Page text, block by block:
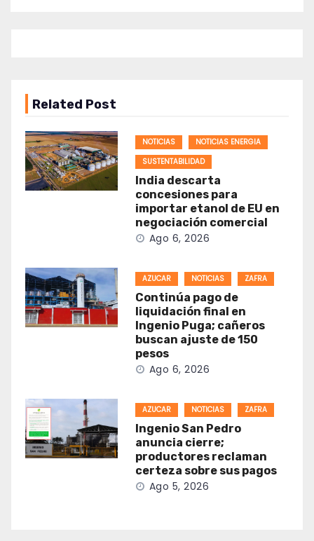
Related Post
NOTICIAS
NOTICIAS ENERGIA
SUSTENTABILIDAD
India descarta
concesiones para
importar etanol de EU en
negociación comercial
Ago 6, 2026
AZUCAR NOTICIAS ZAFRA
Continúa pago de
liquidación final en
Ingenio Puga; cañeros
buscan ajuste de 150
pesos
Ago 6, 2026
AZUCAR NOTICIAS ZAFRA
Ingenio San Pedro
anuncia cierre;
productores reclaman
certeza sobre sus pagos
Ago 5, 2026